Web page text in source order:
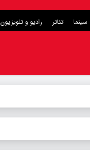
سینما تئاتر رادیو و تلویزیون